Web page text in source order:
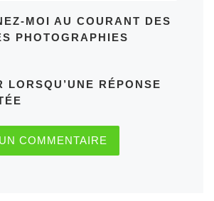
MOI AU COURANT DES
PHOTOGRAPHIES
LORSQU’UNE RÉPONSE